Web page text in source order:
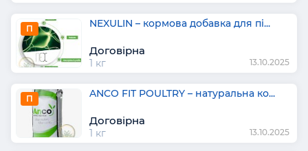
П NEXULIN – кормова добавка для пі...
Договірна
1 кг 13.10.2025
П ANCO FIT POULTRY – натуральна ко...
Договірна
1 кг 13.10.2025